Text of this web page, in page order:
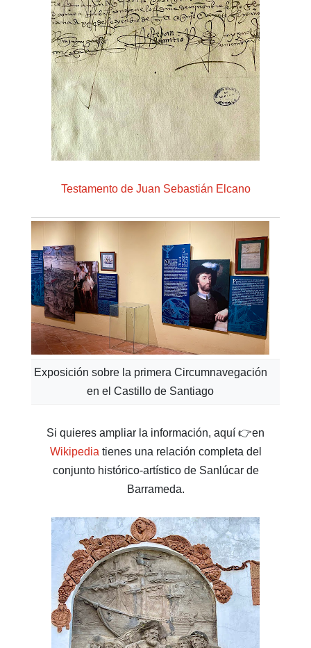
Testamento de Juan Sebastián Elcano
Exposición sobre la primera Circumnavegación
en el Castillo de Santiago
Si quieres ampliar la información, aquí 👉en
Wikipedia tienes una relación completa del
conjunto histórico-artístico de Sanlúcar de
Barrameda.